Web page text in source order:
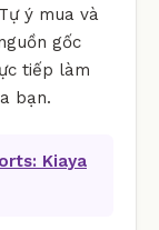
ý mua và
gốc
tiếp làm
bạn.
Kiaya